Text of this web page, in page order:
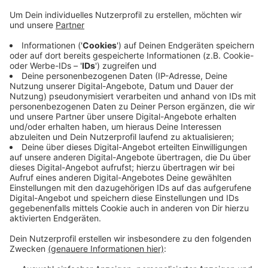
Veröffentlicht:Donnerstag, 06.05.2021 06:02
Anzeige
Die Gocher Feuerwehr konnte den Brand schnell
löschen. Es kam allerdings zu einer größeren
Rauchentwicklung im Haus. Die 25 Bewohner des
Gebäudes wurden durch das Ordnungsamt Goch
anderweitig untergebracht. Bei dem Brand entstand
nur geringer Sachschaden. Die Kriminalpolizei hat die
Ermittlungen zur Brandursache aufgenommen.
Anzeige